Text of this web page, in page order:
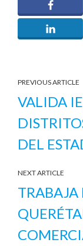
PREVIOUS ARTICLE
VALIDA
DEL
NEXT ARTICLE